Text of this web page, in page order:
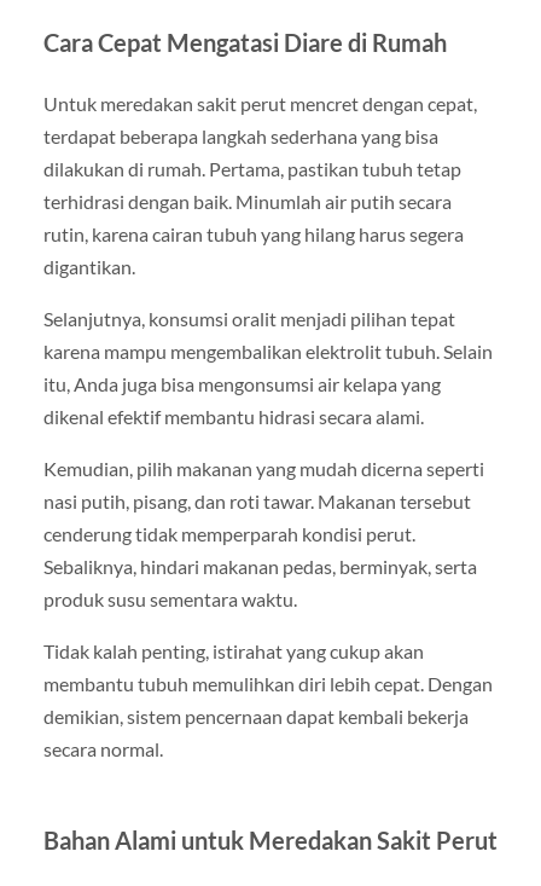
Cara Cepat Mengatasi Diare di Rumah
Untuk meredakan sakit perut mencret dengan cepat,
terdapat beberapa langkah sederhana yang bisa
dilakukan di rumah. Pertama, pastikan tubuh tetap
terhidrasi dengan baik. Minumlah air putih secara
rutin, karena cairan tubuh yang hilang harus segera
digantikan.
Selanjutnya, konsumsi oralit menjadi pilihan tepat
karena mampu mengembalikan elektrolit tubuh. Selain
itu, Anda juga bisa mengonsumsi air kelapa yang
dikenal efektif membantu hidrasi secara alami.
Kemudian, pilih makanan yang mudah dicerna seperti
nasi putih, pisang, dan roti tawar. Makanan tersebut
cenderung tidak memperparah kondisi perut.
Sebaliknya, hindari makanan pedas, berminyak, serta
produk susu sementara waktu.
Tidak kalah penting, istirahat yang cukup akan
membantu tubuh memulihkan diri lebih cepat. Dengan
demikian, sistem pencernaan dapat kembali bekerja
secara normal.
Bahan Alami untuk Meredakan Sakit Perut